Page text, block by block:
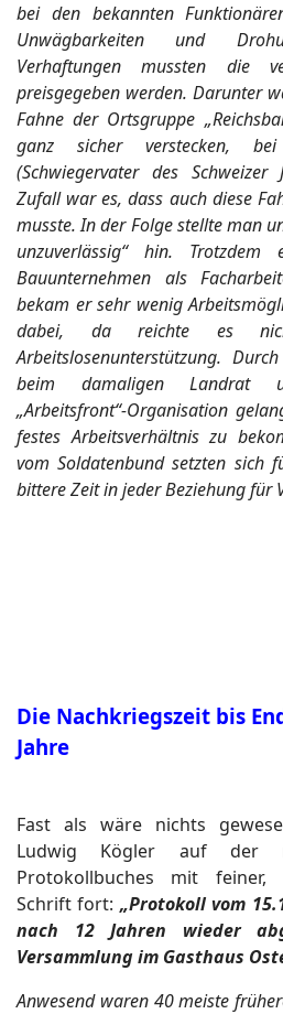
bei den bekannten
Unwägbarkeiten und
Verhaftungen mussten die
preisgegeben werden. Darunter
Fahne der Ortsgruppe
ganz sicher verstecken, bei
(Schwiegervater des
Zufall war es, dass auch diese
musste. In der Folge stellte man
unzuverlässig“ hin.
Bauunternehmen als
bekam er sehr wenig
dabei, da reichte es
Arbeitslosenunterstützung.
beim damaligen Landrat
„Arbeitsfront“-Organisation
festes Arbeitsverhältnis zu
vom Soldatenbund setzten sich
bittere Zeit in jeder Beziehung für
Die Nachkriegszeit bis
Jahre
Fast als wäre nichts
Ludwig Kögler auf der
Protokollbuches mit feiner,
Schrift fort: „Protokoll vom
nach 12 Jahren wieder
Versammlung im Gasthaus
Anwesend waren 40 meiste